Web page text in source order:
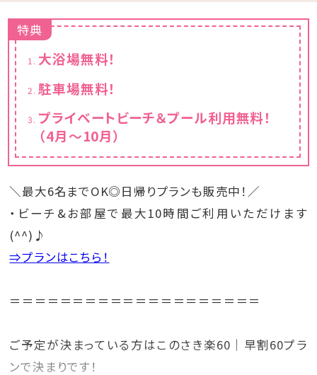
特典
大浴場無料！
駐車場無料！
プライベートビーチ＆プール利用無料！
（4月～10月）
＼最大6名までOK◎日帰りプランも販売中！／
・ビーチ&お部屋で最大10時間ご利用いただけます
(^^)♪
⇒プランはこちら！
＝＝＝＝＝＝＝＝＝＝＝＝＝＝＝＝＝＝＝＝
ご予定が決まっている方はこのさき楽60｜早割60プラ
ンで決まりです！